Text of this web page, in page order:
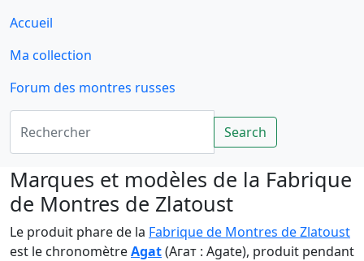
Accueil
Ma collection
Forum des montres russes
Rechercher
Search
Marques et modèles de la Fabrique
de Montres de Zlatoust
Le produit phare de la Fabrique de Montres de Zlatoust
est le chronomètreAgat(Aгат : Agate), produit pendant